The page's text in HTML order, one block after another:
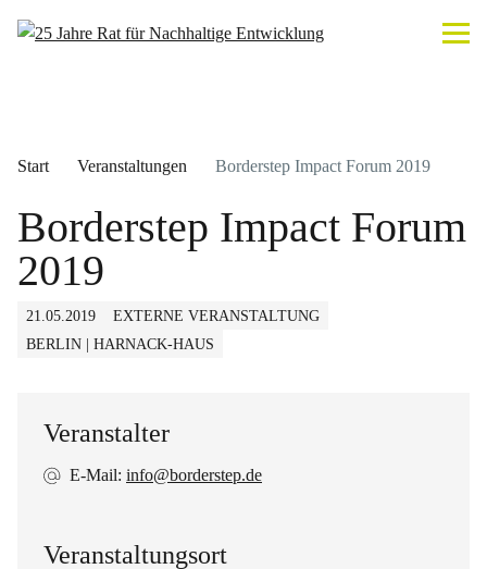
Start Veranstaltungen Borderstep Impact Forum 2019
Borderstep Impact Forum
2019
21.05.2019
EXTERNE VERANSTALTUNG
BERLIN | HARNACK-HAUS
Veranstalter
E-Mail: info@borderstep.de
Veranstaltungsort